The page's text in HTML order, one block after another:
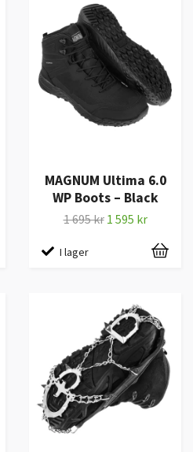
MAGNUM Ultima 6.0
WP Boots – Black
1 695 kr 1 595 kr
I lager